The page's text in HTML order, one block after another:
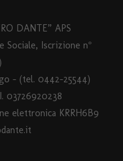
DANTE” APS
Sociale, Iscrizione n°
– (tel. 0442-25544)
03726920238
elettronica KRRH6B9